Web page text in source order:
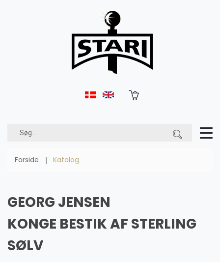
Forside Katalog
GEORG JENSEN
KONGE BESTIK AF STERLING
SØLV